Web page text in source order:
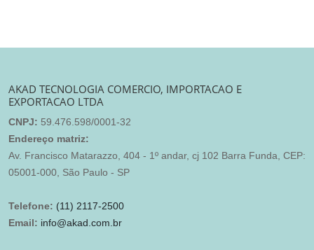
AKAD TECNOLOGIA COMERCIO, IMPORTACAO E
EXPORTACAO LTDA
CNPJ: 59.476.598/0001-32
Endereço matriz:
Av. Francisco Matarazzo, 404 - 1º andar, cj 102 Barra Funda, CEP:
05001-000, São Paulo - SP
Telefone: (11) 2117-2500
Email: info@akad.com.br